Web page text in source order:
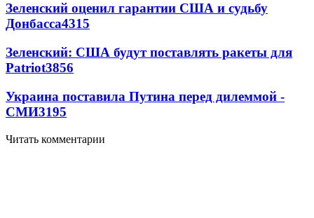
Зеленский оценил гарантии США и судьбу
Донбасса4315
Зеленский: США будут поставлять ракеты для
Patriot3856
Украина поставила Путина перед дилеммой -
СМИ3195
Читать комментарии